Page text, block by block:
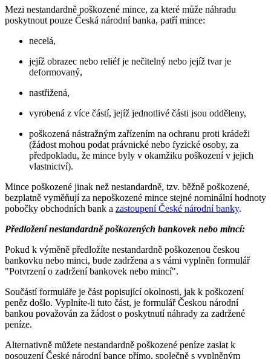
Mezi nestandardně poškozené mince, za které může náhradu
poskytnout pouze Česká národní banka, patří mince:
necelá,
jejíž obrazec nebo reliéf je nečitelný nebo jejíž tvar je
deformovaný,
nastřižená,
vyrobená z více částí, jejíž jednotlivé části jsou odděleny,
poškozená nástražným zařízením na ochranu proti krádeži
(žádost mohou podat právnické nebo fyzické osoby, za
předpokladu, že mince byly v okamžiku poškození v jejich
vlastnictví).
Mince poškozené jinak než nestandardně, tzv. běžně poškozené,
bezplatně vyměňují za nepoškozené mince stejné nominální hodnoty
pobočky obchodních bank a zastoupení České národní banky.
Předložení nestandardně poškozených bankovek nebo mincí:
Pokud k výměně předložíte nestandardně poškozenou českou
bankovku nebo minci, bude zadržena a s vámi vyplněn formulář
"Potvrzení o zadržení bankovek nebo mincí".
Součástí formuláře je část popisující okolnosti, jak k poškození
peněz došlo. Vyplníte-li tuto část, je formulář Českou národní
bankou považován za žádost o poskytnutí náhrady za zadržené
peníze.
Alternativně můžete nestandardně poškozené peníze zaslat k
posouzení České národní bance přímo, společně s vyplněným